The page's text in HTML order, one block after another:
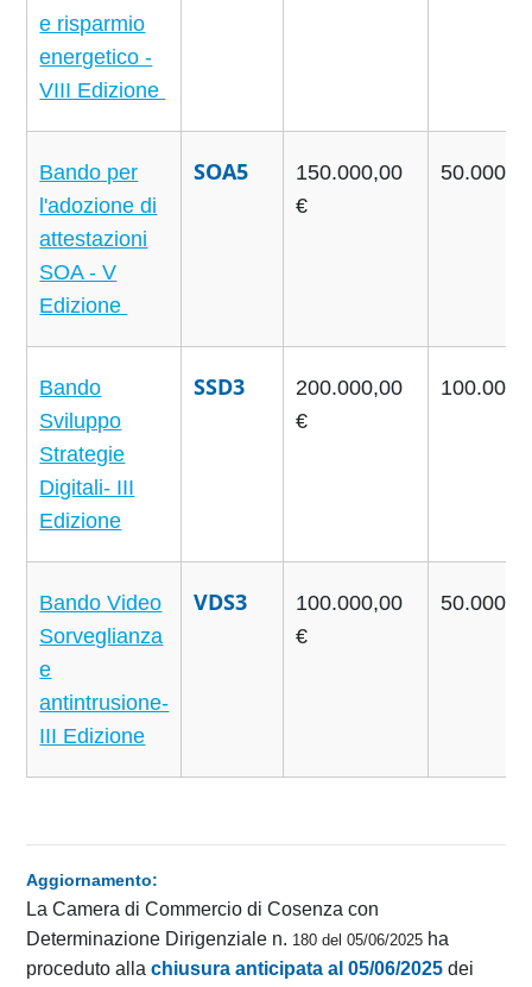
e risparmio
energetico -
VIII Edizione
Bando per
l'adozione di
attestazioni
SOA - V
Edizione
SOA5
150.000,00
€
Bando
Sviluppo
Strategie
Digitali- III
Edizione
SSD3
200.000,00
€
Bando Video
Sorveglianza
e
antintrusione-
III Edizione
VDS3
100.000,00
€
Aggiornamento:
La Camera di Commercio di Cosenza con
Determinazione Dirigenziale n. 180 del 05/06/2025 ha
proceduto allachiusura anticipata al 05/06/2025 dei